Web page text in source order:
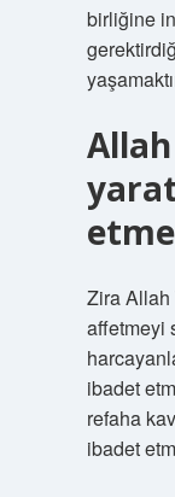
birliğine
Zira Allah
affetmeyi
ibadet
refaha
ibadet